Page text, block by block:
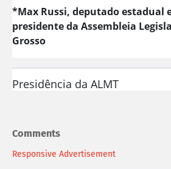
*Max Russi, deputado estadual
presidente da Assembleia
Grosso
Presidência da ALMT
Comments
Responsive Advertisement